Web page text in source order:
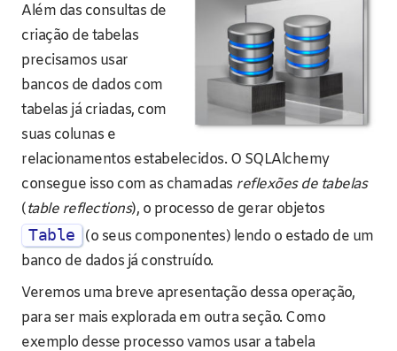
Além das consultas de
criação de tabelas
precisamos usar
bancos de dados com
tabelas já criadas, com
suas colunas e
relacionamentos estabelecidos. O SQLAlchemy
consegue isso com as chamadas reflexões de tabelas
(table reflections), o processo de gerar objetos
Table
(o seus componentes) lendo o estado de um
banco de dados já construído.
Veremos uma breve apresentação dessa operação,
para ser mais explorada em outra seção. Como
exemplo desse processo vamos usar a tabela